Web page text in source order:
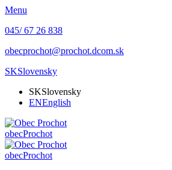
Menu
045/ 67 26 838
obecprochot@prochot.dcom.sk
SKSlovensky
SKSlovensky
ENEnglish
obecProchot
obecProchot